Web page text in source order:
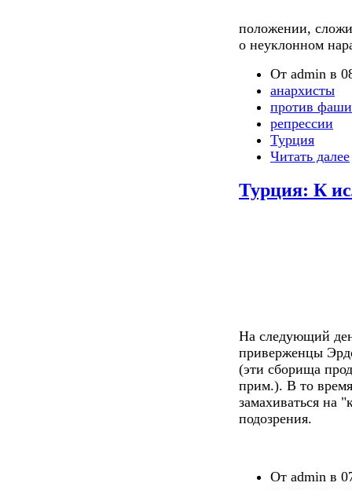
положении,
о неуклонном
От admin в
анархисты
против
репрессии
Турция
Читать далее
Турция: К
На следующий
приверженцы
(эти сборища
прим.). В то
замахиваться на
подозрения.
От admin в